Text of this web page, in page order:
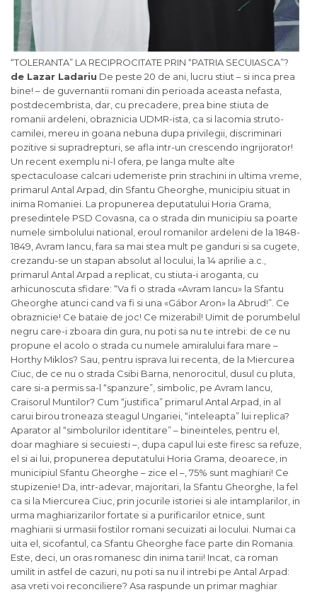
“TOLERANTA” LA RECIPROCITATE PRIN “PATRIA SECUIASCA”?
de Lazar Ladariu De peste 20 de ani, lucru stiut – si inca prea
bine! – de guvernantii romani din perioada aceasta nefasta,
postdecembrista, dar, cu precadere, prea bine stiuta de
romanii ardeleni, obraznicia UDMR-ista, ca si lacomia struto-
camilei, mereu in goana nebuna dupa privilegii, discriminari
pozitive si supradrepturi, se afla intr-un crescendo ingrijorator!
Un recent exemplu ni-l ofera, pe langa multe alte
spectaculoase calcari udemeriste prin strachini in ultima vreme,
primarul Antal Arpad, din Sfantu Gheorghe, municipiu situat in
inima Romaniei. La propunerea deputatului Horia Grama,
presedintele PSD Covasna, ca o strada din municipiu sa poarte
numele simbolului national, eroul romanilor ardeleni de la 1848-
1849, Avram Iancu, fara sa mai stea mult pe ganduri si sa cugete,
crezandu-se un stapan absolut al locului, la 14 aprilie a.c.,
primarul Antal Arpad a replicat, cu stiuta-i aroganta, cu
arhicunoscuta sfidare: “Va fi o strada «Avram Iancu» la Sfantu
Gheorghe atunci cand va fi si una «Gábor Aron» la Abrud!”. Ce
obraznicie! Ce bataie de joc! Ce mizerabil! Uimit de porumbelul
negru care-i zboara din gura, nu poti sa nu te intrebi: de ce nu
propune el acolo o strada cu numele amiralului fara mare –
Horthy Miklos? Sau, pentru isprava lui recenta, de la Miercurea
Ciuc, de ce nu o strada Csibi Barna, nenorocitul, dusul cu pluta,
care si-a permis sa-l “spanzure”, simbolic, pe Avram Iancu,
Craisorul Muntilor? Cum “justifica” primarul Antal Arpad, in al
carui birou troneaza steagul Ungariei, “inteleapta” lui replica?
Aparator al “simbolurilor identitare” – bineinteles, pentru el,
doar maghiare si secuiesti –, dupa capul lui este firesc sa refuze,
el si ai lui, propunerea deputatului Horia Grama, deoarece, in
municipiul Sfantu Gheorghe – zice el –, 75% sunt maghiari! Ce
stupizenie! Da, intr-adevar, majoritari, la Sfantu Gheorghe, la fel
ca si la Miercurea Ciuc, prin jocurile istoriei si ale intamplarilor, in
urma maghiarizarilor fortate si a purificarilor etnice, sunt
maghiarii si urmasii fostilor romani secuizati ai locului. Numai ca
uita el, sicofantul, ca Sfantu Gheorghe face parte din Romania.
Este, deci, un oras romanesc din inima tarii! Incat, ca roman
umilit in astfel de cazuri, nu poti sa nu il intrebi pe Antal Arpad:
asa vreti voi reconciliere? Asa raspunde un primar maghiar